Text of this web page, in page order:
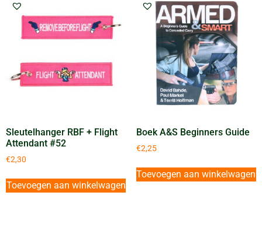
Sleutelhanger RBF + Flight
Attendant #52
€2,30
Toevoegen aan winkelwagen
Boek A&S Beginners Guide
€2,25
Toevoegen aan winkelwagen